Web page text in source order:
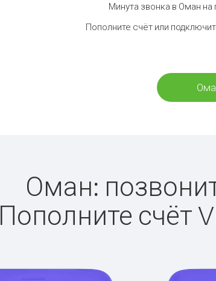
Минута звонка в Оман
Пополните счёт или
Оман:
Пополните счёт